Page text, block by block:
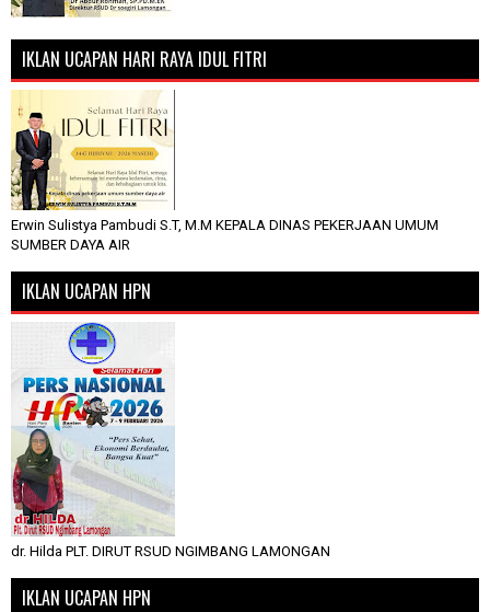
IKLAN UCAPAN HARI RAYA IDUL FITRI
Erwin Sulistya Pambudi S.T, M.M KEPALA DINAS PEKERJAAN UMUM
SUMBER DAYA AIR
IKLAN UCAPAN HPN
dr. Hilda PLT. DIRUT RSUD NGIMBANG LAMONGAN
IKLAN UCAPAN HPN